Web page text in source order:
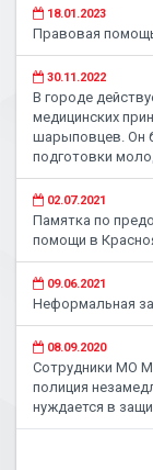
18.01.2023
Правовая
30.11.2022
В городе
медицинских
шарыповцев. Он
подготовки
02.07.2021
Памятка по
помощи в
09.06.2021
Неформальная
08.09.2020
Сотрудники МО
полиция
нуждается в